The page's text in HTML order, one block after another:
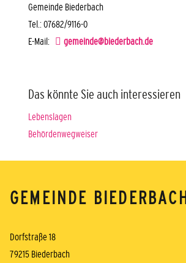
Gemeinde Biederbach
Tel.: 07682/9116-0
E-Mail:
gemeinde@biederbach.de
Das könnte Sie auch interessieren
Lebenslagen
Behördenwegweiser
GEMEINDE BIEDERBACH
Dorfstraße 18
79215 Biederbach